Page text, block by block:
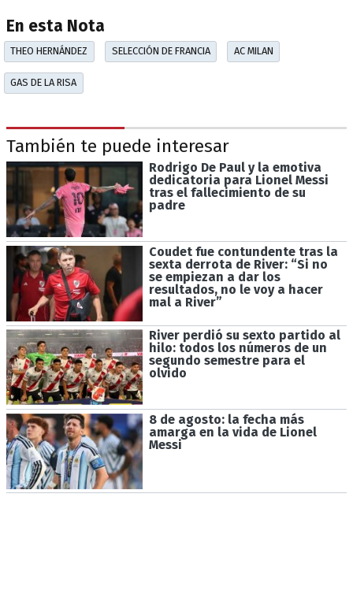
En esta Nota
THEO HERNÁNDEZ SELECCIÓN DE FRANCIA AC MILAN
GAS DE LA RISA
También te puede interesar
Rodrigo De Paul y la emotiva
dedicatoria para Lionel Messi
tras el fallecimiento de su
padre
Coudet fue contundente tras la
sexta derrota de River: “Si no
se empiezan a dar los
resultados, no le voy a hacer
mal a River”
River perdió su sexto partido al
hilo: todos los números de un
segundo semestre para el
olvido
8 de agosto: la fecha más
amarga en la vida de Lionel
Messi